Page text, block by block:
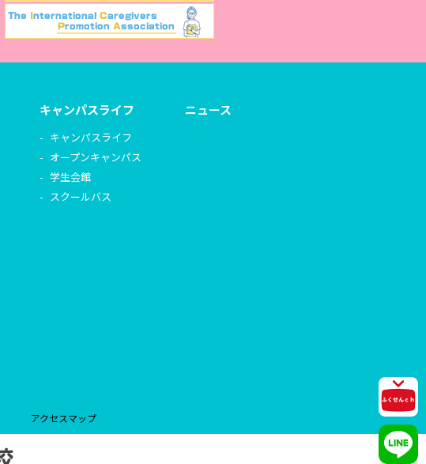
キャンパスライフ
キャンパスライフ
オープンキャンパス
学生会館
スクールバス
ニュース
アクセスマップ